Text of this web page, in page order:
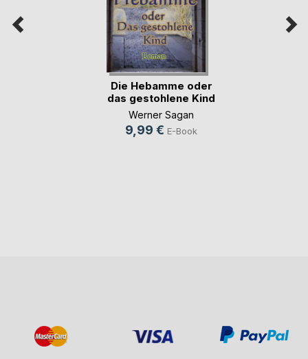
Die Hebamme oder
das gestohlene Kind
Werner Sagan
9,99 € E-Book